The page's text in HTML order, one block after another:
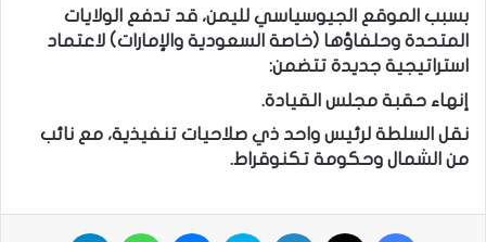
بسبب الموقع الجيوسياسي لليمن، قد تدفع الولايات
المتحدة وحلفاؤها (خاصة السعودية والإمارات) لاعتماد
استراتيجية جديدة تتضمن:
إنهاء حقبة مجلس القيادة.
نقل السلطة لرئيس واحد ذي صلاحيات تنفيذية، مع نائب
من الشمال وحكومة تكنوقراط.